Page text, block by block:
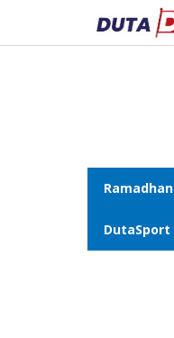
konten
Ramadhan
DutaSport